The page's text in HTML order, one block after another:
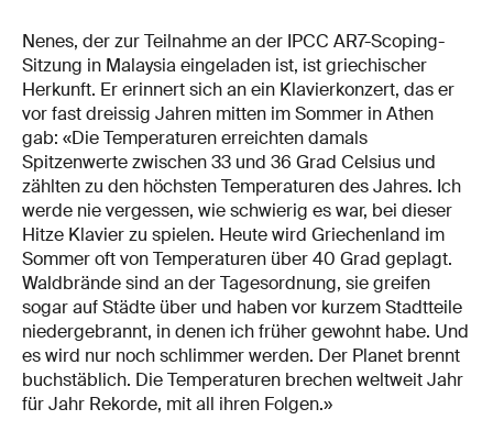
Nenes, der zur Teilnahme an der IPCC AR7-Scoping-
Sitzung in Malaysia eingeladen ist, ist griechischer
Herkunft. Er erinnert sich an ein Klavierkonzert, das er
vor fast dreissig Jahren mitten im Sommer in Athen
gab: «Die Temperaturen erreichten damals
Spitzenwerte zwischen 33 und 36 Grad Celsius und
zählten zu den höchsten Temperaturen des Jahres. Ich
werde nie vergessen, wie schwierig es war, bei dieser
Hitze Klavier zu spielen. Heute wird Griechenland im
Sommer oft von Temperaturen über 40 Grad geplagt.
Waldbrände sind an der Tagesordnung, sie greifen
sogar auf Städte über und haben vor kurzem Stadtteile
niedergebrannt, in denen ich früher gewohnt habe. Und
es wird nur noch schlimmer werden. Der Planet brennt
buchstäblich. Die Temperaturen brechen weltweit Jahr
für Jahr Rekorde, mit all ihren Folgen.»